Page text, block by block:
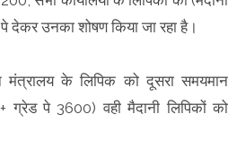
उनका शोषण किया जा रहा है।
के लिपिक को दूसरा समयमान
पे 3600) वही मैदानी लिपिकों को